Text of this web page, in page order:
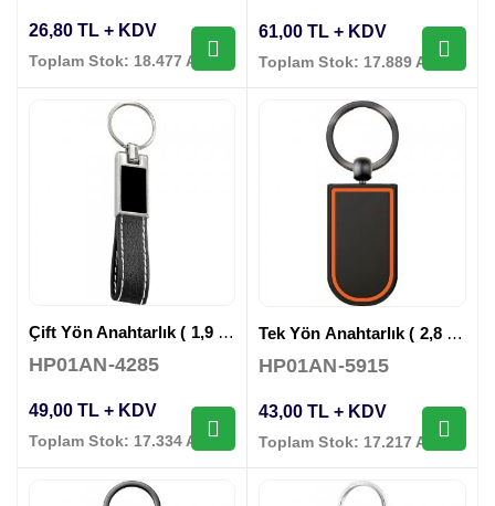
26,80 TL + KDV
Toplam Stok: 18.477 Adet
61,00 TL + KDV
Toplam Stok: 17.889 Adet
Çift Yön Anahtarlık ( 1,9 x 11,5 cm )
HP01AN-4285
49,00 TL + KDV
Toplam Stok: 17.334 Adet
Tek Yön Anahtarlık ( 2,8 x 8 cm )
HP01AN-5915
43,00 TL + KDV
Toplam Stok: 17.217 Adet